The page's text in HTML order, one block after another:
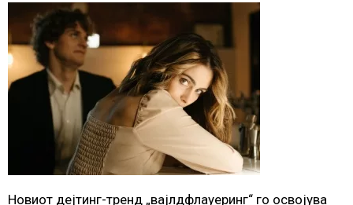
Новиот дејтинг-тренд „вајлдфлауеринг“ го освојува